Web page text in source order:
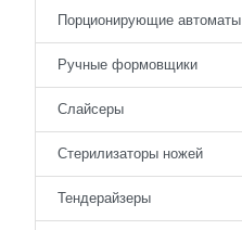
Порционирующие автоматы
Ручные формовщики
Слайсеры
Стерилизаторы ножей
Тендерайзеры